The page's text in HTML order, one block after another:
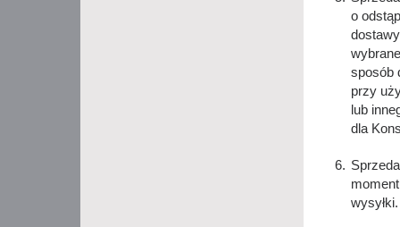
o
sposób
przy
lub
dla
wysyłki.